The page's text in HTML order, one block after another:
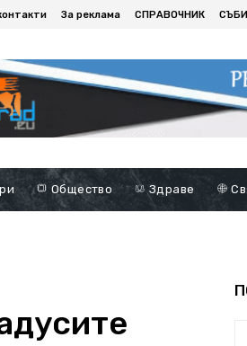
За реклама СПРАВОЧНИК
Общество Здраве